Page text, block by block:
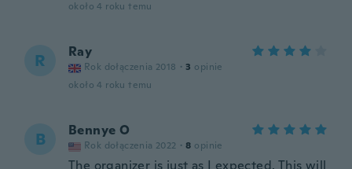
około 4 roku temu
R Ray
Rok dołączenia 2018 · 3 opinie
około 4 roku temu
B Bennye O
Rok dołączenia 2022 · 8 opinie
The organizer is just as I expected. This will